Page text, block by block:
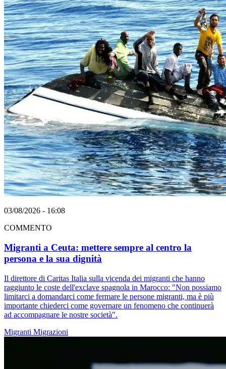
03/08/2026 - 16:08
COMMENTO
Migranti a Ceuta: mettere sempre al centro la
persona e la sua dignità
Il direttore di Caritas Italia sulla vicenda dei migranti che hanno
raggiunto le coste dell'exclave spagnola in Marocco: "Non possiamo
limitarci a domandarci come fermare le persone migranti, ma è più
importante chiederci come governare un fenomeno che continuerà
ad accompagnare le nostre società".
Migranti Migrazioni